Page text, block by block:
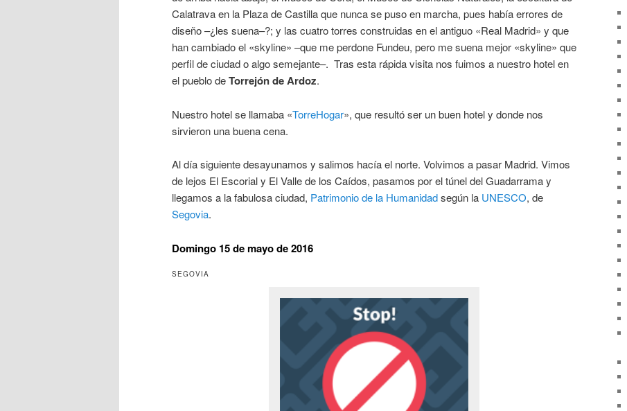
Calatrava en la Plaza de Castilla que nunca se puso en marcha, pues había errores de
diseño –¿les suena–?; y las cuatro torres construidas en el antiguo «Real Madrid» y que
han cambiado el «skyline» –que me perdone Fundeu, pero me suena mejor «skyline» que
perfil de ciudad o algo semejante–. Tras esta rápida visita nos fuimos a nuestro hotel en
el pueblo deTorrejón de Ardoz.
Nuestro hotel se llamaba «TorreHogar», que resultó ser un buen hotel y donde nos
sirvieron una buena cena.
Al día siguiente desayunamos y salimos hacía el norte. Volvimos a pasar Madrid. Vimos
de lejos El Escorial y El Valle de los Caídos, pasamos por el túnel del Guadarrama y
llegamos a la fabulosa ciudad, Patrimonio de la Humanidadsegún la UNESCO, de
Segovia.
Domingo 15 de mayo de 2016
SEGOVIA